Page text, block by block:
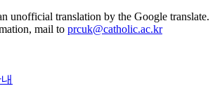
unofficial translation by the Google translate.
mail to prcuk@catholic.ac.kr